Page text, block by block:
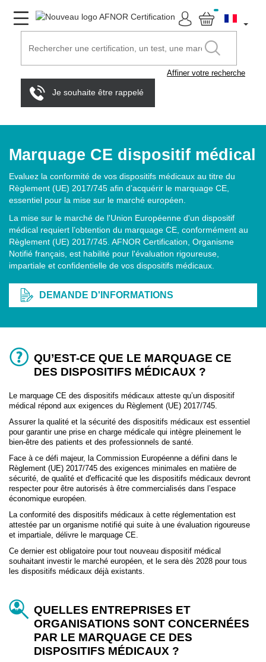
Affiner votre recherche
Je souhaite être rappelé
Marquage CE dispositif médical
Evaluez la conformité de vos dispositifs médicaux au titre du
Règlement (UE) 2017/745 afin d’acquérir le marquage CE,
essentiel pour la mise sur le marché européen.
La mise sur le marché de l'Union Européenne d'un dispositif
médical requiert l’obtention du marquage CE, conformément au
Règlement (UE) 2017/745. AFNOR Certification, Organisme
Notifié français, est habilité pour l'évaluation rigoureuse,
impartiale et confidentielle de vos dispositifs médicaux.
DEMANDE D'INFORMATIONS
QU’EST-CE QUE LE MARQUAGE CE
DES DISPOSITIFS MÉDICAUX ?
Le marquage CE des dispositifs médicaux atteste qu’un dispositif
médical répond aux exigences du Règlement (UE) 2017/745.
Assurer la qualité et la sécurité des dispositifs médicaux est essentiel
pour garantir une prise en charge médicale qui intègre pleinement le
bien-être des patients et des professionnels de santé.
Face à ce défi majeur, la Commission Européenne a défini dans le
Règlement (UE) 2017/745 des exigences minimales en matière de
sécurité, de qualité et d'efficacité que les dispositifs médicaux devront
respecter pour être autorisés à être commercialisés dans l’espace
économique européen.
La conformité des dispositifs médicaux à cette réglementation est
attestée par un organisme notifié qui suite à une évaluation rigoureuse
et impartiale, délivre le marquage CE.
Ce dernier est obligatoire pour tout nouveau dispositif médical
souhaitant investir le marché européen, et le sera dès 2028 pour tous
les dispositifs médicaux déjà existants.
QUELLES ENTREPRISES ET
ORGANISATIONS SONT CONCERNÉES
PAR LE MARQUAGE CE DES
DISPOSITIFS MÉDICAUX ?